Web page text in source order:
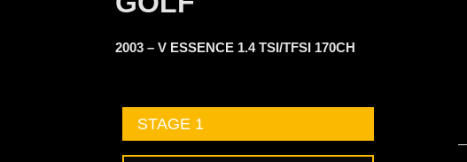
2003 – V ESSENCE 1.4 TSI/TFSI 170CH
STAGE 1